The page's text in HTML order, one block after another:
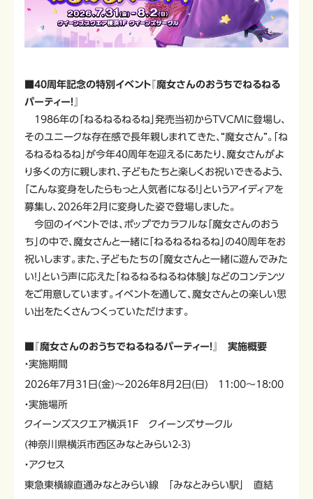
■40周年記念の特別イベント『魔女さんのおうちでねるねる
パーティー！』
1986年の「ねるねるねるね」発売当初からTVCMに登場し、
そのユニークな存在感で長年親しまれてきた、“魔女さん”。「ね
るねるねるね」が今年40周年を迎えるにあたり、魔女さんがよ
り多くの方に親しまれ、子どもたちと楽しくお祝いできるよう、
「こんな変身をしたらもっと人気者になる！」というアイディアを
募集し、2026年2月に変身した姿で登場しました。
今回のイベントでは、ポップでカラフルな「魔女さんのおう
ち」の中で、魔女さんと一緒に「ねるねるねるね」の40周年をお
祝いします。また、子どもたちの「魔女さんと一緒に遊んでみた
い！」という声に応えた「ねるねるねるね体験」などのコンテンツ
をご用意しています。イベントを通して、魔女さんとの楽しい思
い出をたくさんつくっていただけます。
■『魔女さんのおうちでねるねるパーティー！』 実施概要
・実施期間
2026年7月31日(金)～2026年8月2日(日) 11:00～18:00
・実施場所
クイーンズスクエア横浜1F クイーンズサークル
(神奈川県横浜市西区みなとみらい2-3)
・アクセス
東急東横線直通みなとみらい線 「みなとみらい駅」 直結